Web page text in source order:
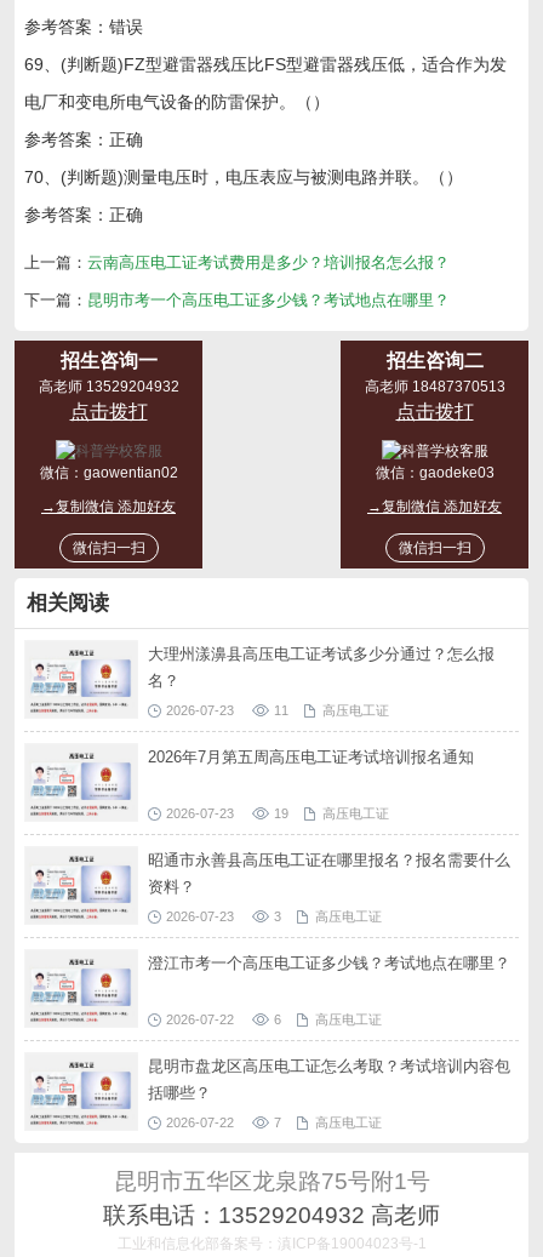
参考答案：错误
69、(判断题)FZ型避雷器残压比FS型避雷器残压低，适合作为发
电厂和变电所电气设备的防雷保护。（）
参考答案：正确
70、(判断题)测量电压时，电压表应与被测电路并联。（）
参考答案：正确
上一篇：云南高压电工证考试费用是多少？培训报名怎么报？
下一篇： 昆明市考一个高压电工证多少钱？考试地点在哪里？
招生咨询一
高老师 13529204932
点击拨打
微信： gaowentian02
→复制微信 添加好友
微信扫一扫
招生咨询二
高老师 18487370513
点击拨打
微信： gaodeke03
→复制微信 添加好友
微信扫一扫
相关阅读
大理州漾濞县高压电工证考试多少分通过？怎么报
名？
2026-07-23 11 高压电工证
2026年7月第五周高压电工证考试培训报名通知
2026-07-23 19 高压电工证
昭通市永善县高压电工证在哪里报名？报名需要什么
资料？
2026-07-23 3 高压电工证
澄江市考一个高压电工证多少钱？考试地点在哪里？
2026-07-22 6 高压电工证
昆明市盘龙区高压电工证怎么考取？考试培训内容包
括哪些？
2026-07-22 7 高压电工证
昆明市五华区龙泉路75号附1号
联系电话：13529204932 高老师
工业和信息化部备案号：滇ICP备19004023号-1